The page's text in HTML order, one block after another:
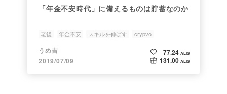
「年金不安時代」に備えるものは貯蓄なのか
老後 年金不安 スキルを伸ばす crypvo
うめ吉
2019/07/09
77.24 ALIS
131.00 ALIS